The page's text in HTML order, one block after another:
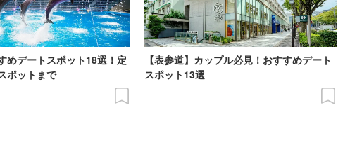
めデートスポット18選！定
ポットまで
【表参道】カップル必見！おすすめデート
スポット13選